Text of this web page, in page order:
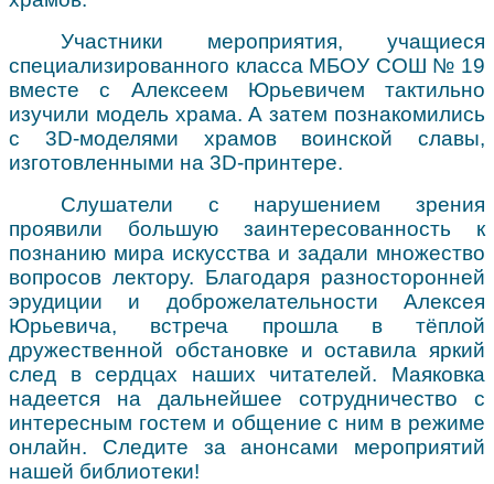
Участники мероприятия, учащиеся
специализированного класса МБОУ СОШ № 19
вместе с Алексеем Юрьевичем тактильно
изучили модель храма. А затем познакомились
с 3D-моделями храмов воинской славы,
изготовленными на 3D-принтере.
Слушатели с нарушением зрения
проявили большую заинтересованность к
познанию мира искусства и задали множество
вопросов лектору. Благодаря разносторонней
эрудиции и доброжелательности Алексея
Юрьевича, встреча прошла в тёплой
дружественной обстановке и оставила яркий
след в сердцах наших читателей. Маяковка
надеется на дальнейшее сотрудничество с
интересным гостем и общение с ним в режиме
онлайн. Следите за анонсами мероприятий
нашей библиотеки!